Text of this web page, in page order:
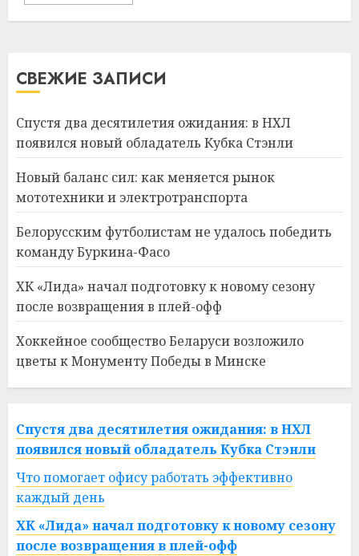
СВЕЖИЕ ЗАПИСИ
Спустя два десятилетия ожидания: в НХЛ
появился новый обладатель Кубка Стэнли
Новый баланс сил: как меняется рынок
мототехники и электротранспорта
Белорусским футболистам не удалось победить
команду Буркина-Фасо
ХК «Лида» начал подготовку к новому сезону
после возвращения в плей-офф
Хоккейное сообщество Беларуси возложило
цветы к Монументу Победы в Минске
Спустя два десятилетия ожидания: в НХЛ
появился новый обладатель Кубка Стэнли
Что помогает офису работать эффективно
каждый день
ХК «Лида» начал подготовку к новому сезону
после возвращения в плей-офф